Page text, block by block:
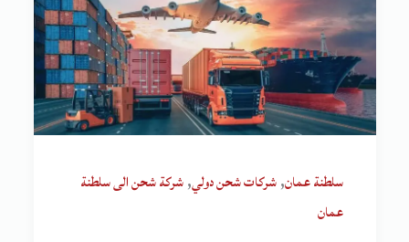
سلطنة عمان,شركات شحن دولي,شركة شحن الى سلطنة
عمان